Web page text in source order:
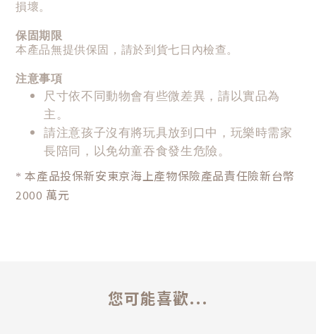
損壞。
保固期限
本產品無提供保固，請於到貨七日內檢查。
注意事項
尺寸依不同動物會有些微差異，請以實品為
主。
請注意孩子沒有將玩具放到口中，玩樂時需家
長陪同，以免幼童吞食發生危險。
*本產品投保新安東京海上產物保險產品責任險新台幣
2000 萬元
您可能喜歡...